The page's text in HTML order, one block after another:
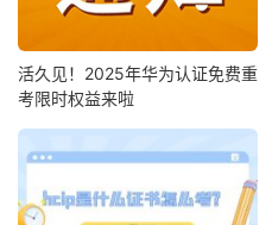
活久见！2025年华为认证免费重
考限时权益来啦